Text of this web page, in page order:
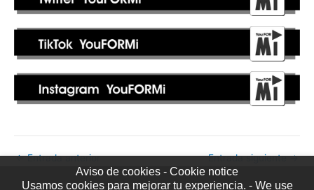
←Entrada anterior Entrada siguiente→
Aviso de cookies - Cookie notice
Usamos cookies para mejorar tu experiencia. - We use